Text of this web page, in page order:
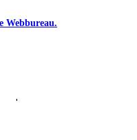
Webbureau.